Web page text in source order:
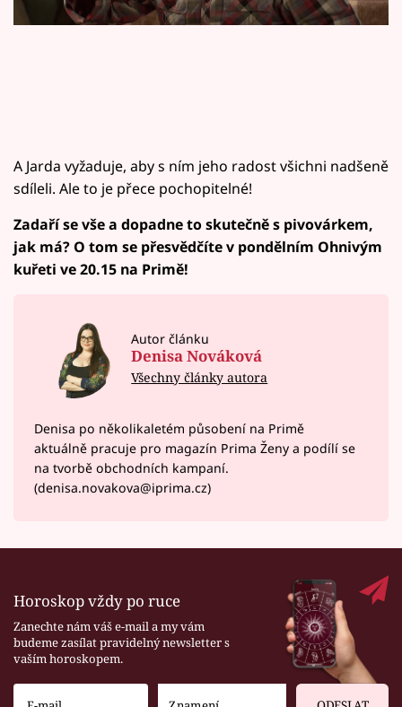
Mámy sobě
Přihlášení
A Jarda vyžaduje, aby s ním jeho radost všichni nadšeně
sdíleli. Ale to je přece pochopitelné!
Zadaří se vše a dopadne to skutečně s pivovárkem,
jak má? O tom se přesvědčíte v pondělním Ohnivým
kuřeti ve 20.15 na Primě!
Autor článku
Denisa Nováková
Všechny články autora
Denisa po několikaletém působení na Primě
aktuálně pracuje pro magazín Prima Ženy a podílí se
na tvorbě obchodních kampaní.
(denisa.novakova@iprima.cz)
Horoskop vždy po ruce
Zanechte nám váš e-mail a my vám
budeme zasílat pravidelný newsletter s
vaším horoskopem.